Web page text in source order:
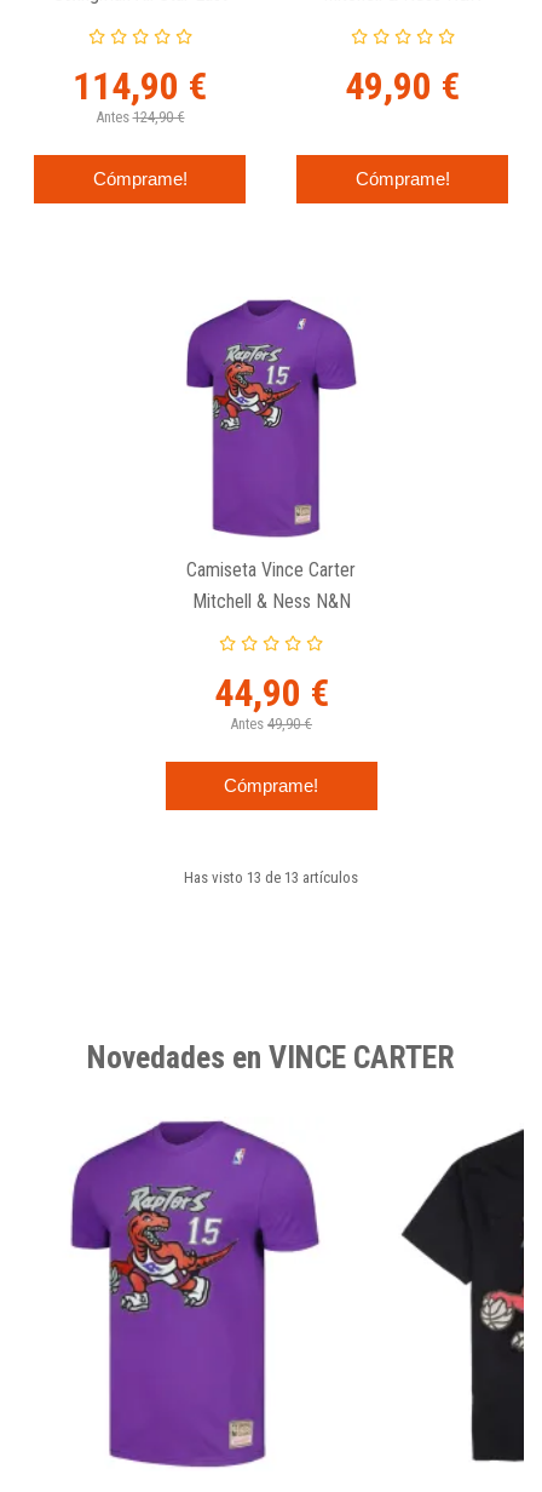
2004-05 De Mitchell And
114,90 €
Antes 124,90 €
Cómprame!
Toronto Raptors Negra
49,90 €
Cómprame!
Camiseta Vince Carter
Mitchell & Ness N&N
Toronto Raptors Violeta
44,90 €
Antes 49,90 €
Cómprame!
Has visto 13 de 13 artículos
Novedades en VINCE CARTER